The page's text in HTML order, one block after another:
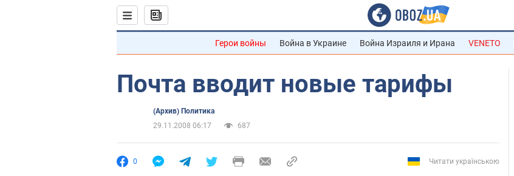
Герои войны Война в Украине Война Израиля и Ирана VENETO
Почта вводит новые тарифы
(Архив) Политика
29.11.2008 06:17
687
0 Читати українською